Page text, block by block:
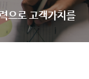
으로 고객가치를